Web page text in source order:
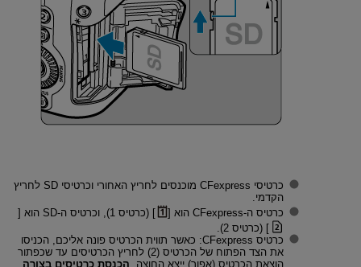
כרטיסי CFexpress מוכנסים לחריץ האחורי וכרטיסי SD לחריץ
הקדמי.
כרטיס ה-CFexpress הוא [
] (כרטיס 1), וכרטיס ה-SD הוא [
] (כרטיס 2).
כרטיס CFexpress: כאשר תווית הכרטיס פונה אליכם, הכניסו
את הצד הפתוח של הכרטיס (2) לחריץ הכרטיסים עד שכפתור
הוצאת הכרטיס (אפור) ייצא החוצה. הכנסת כרטיסים בצורה